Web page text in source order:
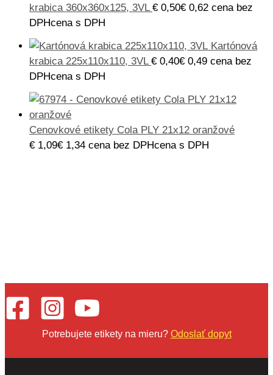
krabica 360x360x125, 3VL € 0,50€ 0,62 cena bez
DPHcena s DPH
Kartónová
krabica 225x110x110, 3VL € 0,40€ 0,49 cena bez
DPHcena s DPH
Cenovkové etikety Cola PLY 21x12 oranžové
€ 1,09€ 1,34 cena bez DPHcena s DPH
Potrebujete etikety na mieru? Odoslať dopyt